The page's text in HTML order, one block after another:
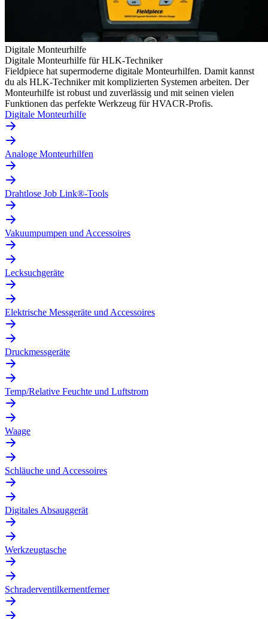
Digitale Monteurhilfe
Digitale Monteurhilfe für HLK-Techniker
Fieldpiece hat supermoderne digitale Monteurhilfen. Damit kannst
du als HLK-Techniker mit komplizierten Systemen arbeiten. Der
Monteurhilfe ist robust und zuverlässig und mit seinen vielen
Funktionen das perfekte Werkzeug für HVACR-Profis.
Digitale Monteurhilfe
Analoge Monteurhilfen
Drahtlose Job Link®-Tools
Vakuumpumpen und Accessoires
Lecksuchgeräte
Elektrische Messgeräte und Accessoires
Druckmessgeräte
Temp/Relative Feuchte und Luftstrom
Waage
Schläuche und Accessoires
Digitales Absauggerät
Werkzeugtasche
Schraderventilkernentferner